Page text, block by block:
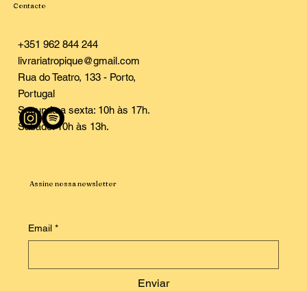
Contacto
+351 962 844 244
livrariatropique@gmail.com
Rua do Teatro, 133 - Porto,
Portugal
Segunda a sexta: 10h às 17h.
Sábado: 10h às 13h.
Email *
Enviar
Assine nossa newsletter